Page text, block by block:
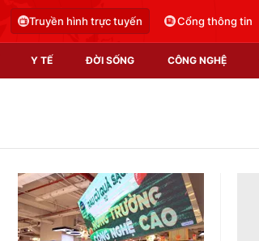
Truyền hình trực tuyến Cổng thông tin
Y TẾ ĐỜI SỐNG CÔNG NGHỆ
Video
Shorts video